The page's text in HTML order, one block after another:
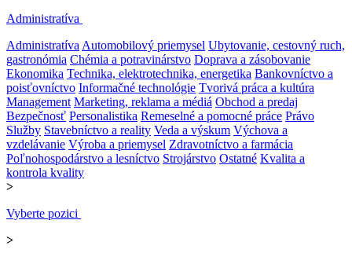
Administratíva
AdministratívaAutomobilový priemysel Ubytovanie, cestovný ruch,
gastronómia Chémia a potravinárstvo Doprava a zásobovanie
Ekonomika Technika, elektrotechnika, energetika Bankovníctvo a
poisťovníctvo Informačné technológie Tvorivá práca a kultúra
Management Marketing, reklama a médiá Obchod a predaj
Bezpečnosť Personalistika Remeselné a pomocné práce Právo
Služby Stavebníctvo a reality Veda a výskum Výchova a
vzdelávanie Výroba a priemysel Zdravotníctvo a farmácia
Poľnohospodárstvo a lesníctvo Strojárstvo Ostatné Kvalita a
kontrola kvality
>
Vyberte pozici
>